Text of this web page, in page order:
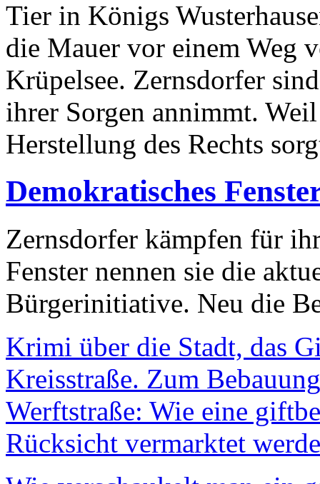
Tier in Königs
die Mauer vor einem Weg
Krüpelsee. Zernsdorfer
ihrer Sorgen annimmt.
Herstellung des Rechts
Demokratisches
Zernsdorfer kämpfen für
Fenster nennen sie die
Bürgerinitiative. Neu die
Krimi über die Stadt, das
Kreisstraße. Zum
Werftstraße: Wie eine
Rücksicht vermarktet